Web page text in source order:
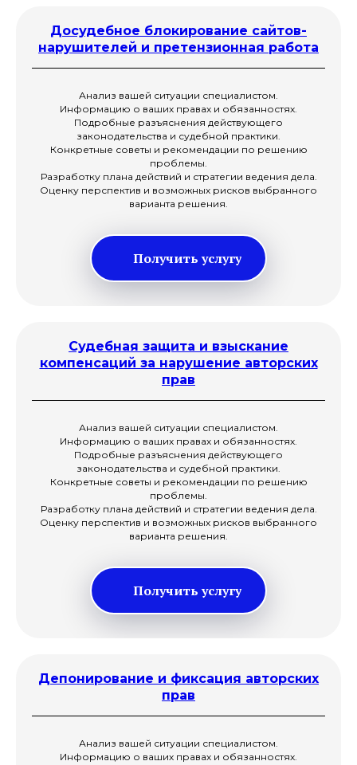
Досудебное блокирование сайтов-
нарушителей и претензионная работа
Анализ вашей ситуации специалистом.
Информацию о ваших правах и обязанностях.
Подробные разъяснения действующего
законодательства и судебной практики.
Конкретные советы и рекомендации по решению
проблемы.
Разработку плана действий и стратегии ведения дела.
Оценку перспектив и возможных рисков выбранного
варианта решения.
Получить услугу
Судебная защита и взыскание
компенсаций за нарушение авторских
прав
Анализ вашей ситуации специалистом.
Информацию о ваших правах и обязанностях.
Подробные разъяснения действующего
законодательства и судебной практики.
Конкретные советы и рекомендации по решению
проблемы.
Разработку плана действий и стратегии ведения дела.
Оценку перспектив и возможных рисков выбранного
варианта решения.
Получить услугу
Депонирование и фиксация авторских
прав
Анализ вашей ситуации специалистом.
Информацию о ваших правах и обязанностях.